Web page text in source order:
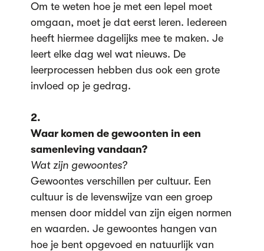
Om te weten hoe je met een lepel moet
omgaan, moet je dat eerst leren. Iedereen
heeft hiermee dagelijks mee te maken. Je
leert elke dag wel wat nieuws. De
leerprocessen hebben dus ook een grote
invloed op je gedrag.
2.
Waar komen de gewoonten in een
samenleving vandaan?
Wat zijn gewoontes?
Gewoontes verschillen per cultuur. Een
cultuur is de levenswijze van een groep
mensen door middel van zijn eigen normen
en waarden. Je gewoontes hangen van
hoe je bent opgevoed en natuurlijk van